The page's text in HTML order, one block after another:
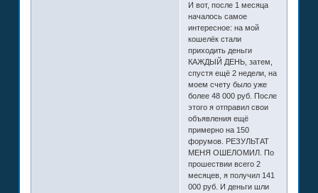
И вот, после 1 месяца
началось самое
интересное: на мой
кошелёк стали
приходить деньги
КАЖДЫЙ ДЕНЬ, затем,
спустя ещё 2 недели, на
моем счету было уже
более 48 000 руб. После
этого я отправил свои
объявления ещё
примерно на 150
форумов. РЕЗУЛЬТАТ
МЕНЯ ОШЕЛОМИЛ. По
прошествии всего 2
месяцев, я получил 141
000 руб. И деньги шли